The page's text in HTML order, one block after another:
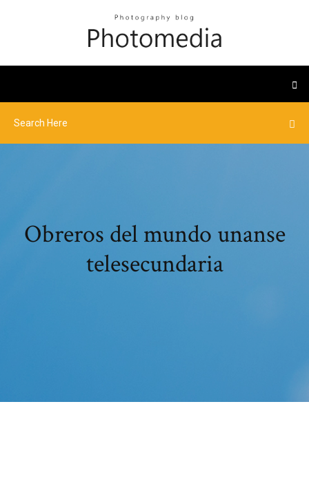
Obreros del mundo unanse
telesecundaria